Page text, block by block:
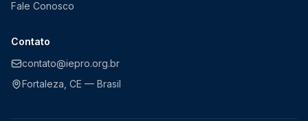
Fale Conosco
Contato
contato@iepro.org.br
Fortaleza, CE — Brasil